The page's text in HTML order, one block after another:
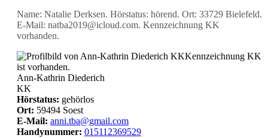
Name: Natalie Derksen. Hörstatus: hörend. Ort: 33729 Bielefeld.
E-Mail: natba2019@icloud.com. Kennzeichnung KK
vorhanden.
KKKennzeichnung KK
ist vorhanden.
Ann-Kathrin Diederich
KK
Hörstatus: gehörlos
Ort: 59494 Soest
E-Mail: anni.tba@gmail.com
Handynummer: 015112369529